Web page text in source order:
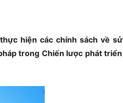
hiện các chính sách về sử
trong Chiến lược phát triển